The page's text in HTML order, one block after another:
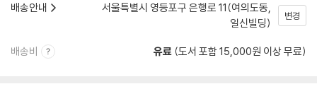
배송안내
서울특별시 영등포구 은행로 11(여의도동,
일신빌딩)
변경
배송비 유료 (도서 포함 15,000원 이상 무료)